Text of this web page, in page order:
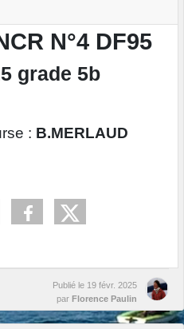
N°4 DF95
grade 5b
: B.MERLAUD
Publié le 19 févr. 2025
par Florence Paulin